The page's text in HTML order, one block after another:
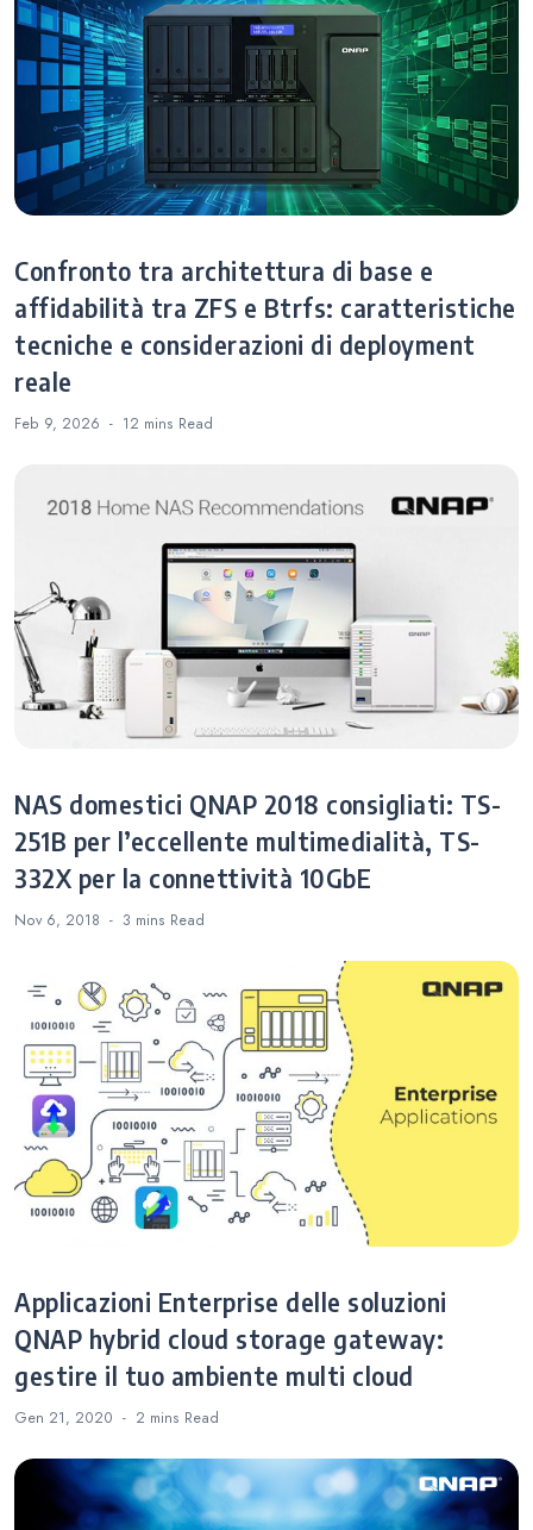
Confronto tra architettura di base e
affidabilità tra ZFS e Btrfs: caratteristiche
tecniche e considerazioni di deployment
reale
Feb 9, 2026 12 mins Read
NAS domestici QNAP 2018 consigliati: TS-
251B per l’eccellente multimedialità, TS-
332X per la connettività 10GbE
Nov 6, 2018 3 mins Read
Applicazioni Enterprise delle soluzioni
QNAP hybrid cloud storage gateway:
gestire il tuo ambiente multi cloud
Gen 21, 2020 2 mins Read